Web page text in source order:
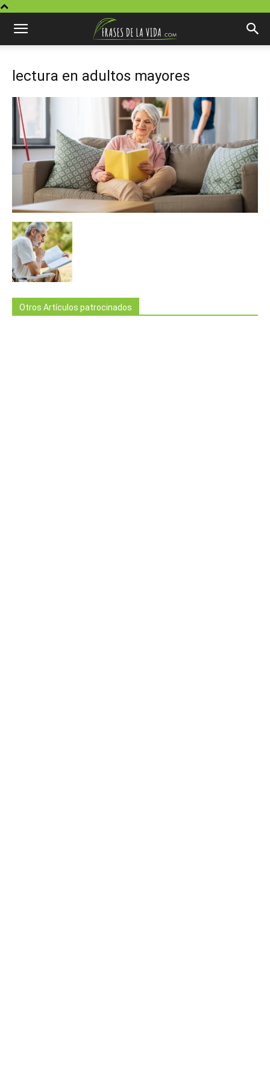
lectura en adultos mayores
Otros Artículos patrocinados